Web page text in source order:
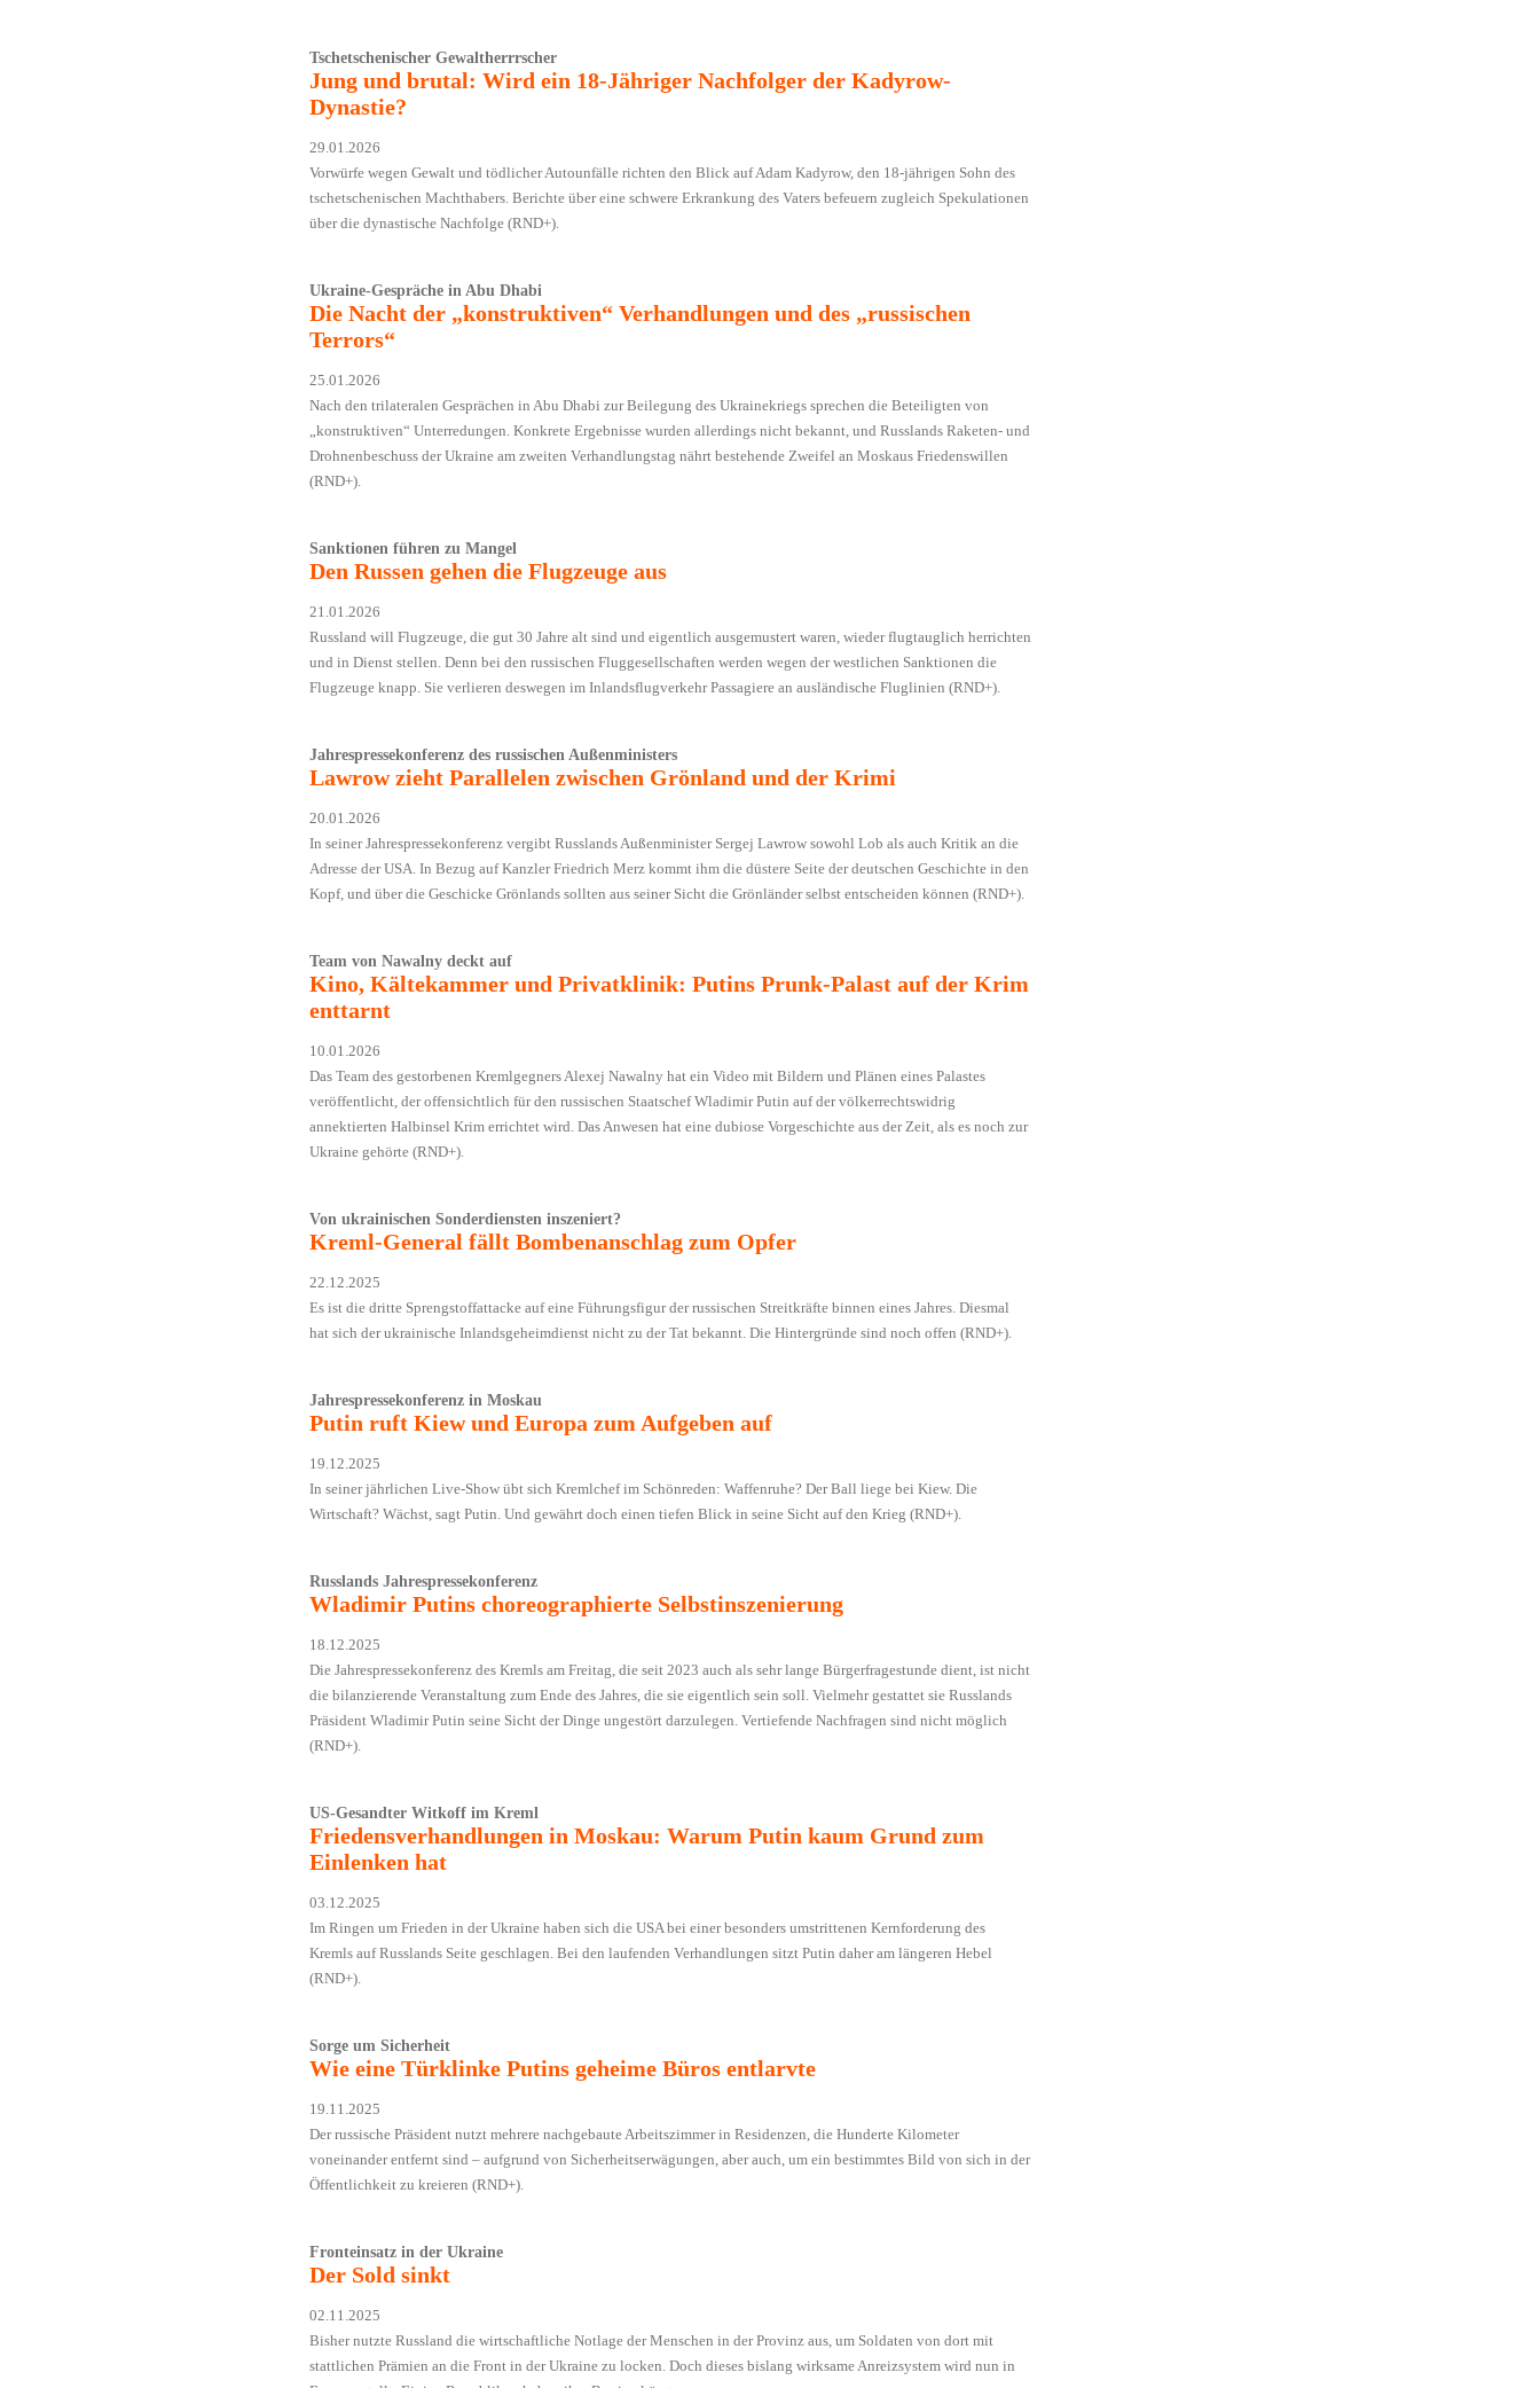
Tschetschenischer Gewaltherrrscher
Jung und brutal: Wird ein 18-Jähriger Nachfolger der Kadyrow-
Dynastie?
29.01.2026
Vorwürfe wegen Gewalt und tödlicher Autounfälle richten den Blick auf Adam Kadyrow, den 18-jährigen Sohn des
tschetschenischen Machthabers. Berichte über eine schwere Erkrankung des Vaters befeuern zugleich Spekulationen
über die dynastische Nachfolge (RND+).
Ukraine-Gespräche in Abu Dhabi
Die Nacht der „konstruktiven“ Verhandlungen und des „russischen
Terrors“
25.01.2026
Nach den trilateralen Gesprächen in Abu Dhabi zur Beilegung des Ukrainekriegs sprechen die Beteiligten von
„konstruktiven“ Unterredungen. Konkrete Ergebnisse wurden allerdings nicht bekannt, und Russlands Raketen- und
Drohnenbeschuss der Ukraine am zweiten Verhandlungstag nährt bestehende Zweifel an Moskaus Friedenswillen
(RND+).
Sanktionen führen zu Mangel
Den Russen gehen die Flugzeuge aus
21.01.2026
Russland will Flugzeuge, die gut 30 Jahre alt sind und eigentlich ausgemustert waren, wieder flugtauglich herrichten
und in Dienst stellen. Denn bei den russischen Fluggesellschaften werden wegen der westlichen Sanktionen die
Flugzeuge knapp. Sie verlieren deswegen im Inlandsflugverkehr Passagiere an ausländische Fluglinien (RND+).
Jahrespressekonferenz des russischen Außenministers
Lawrow zieht Parallelen zwischen Grönland und der Krimi
20.01.2026
In seiner Jahrespressekonferenz vergibt Russlands Außenminister Sergej Lawrow sowohl Lob als auch Kritik an die
Adresse der USA. In Bezug auf Kanzler Friedrich Merz kommt ihm die düstere Seite der deutschen Geschichte in den
Kopf, und über die Geschicke Grönlands sollten aus seiner Sicht die Grönländer selbst entscheiden können (RND+).
Team von Nawalny deckt auf
Kino, Kältekammer und Privatklinik: Putins Prunk-Palast auf der Krim
enttarnt
10.01.2026
Das Team des gestorbenen Kremlgegners Alexej Nawalny hat ein Video mit Bildern und Plänen eines Palastes
veröffentlicht, der offensichtlich für den russischen Staatschef Wladimir Putin auf der völkerrechtswidrig
annektierten Halbinsel Krim errichtet wird. Das Anwesen hat eine dubiose Vorgeschichte aus der Zeit, als es noch zur
Ukraine gehörte (RND+).
Von ukrainischen Sonderdiensten inszeniert?
Kreml-General fällt Bombenanschlag zum Opfer
22.12.2025
Es ist die dritte Sprengstoffattacke auf eine Führungsfigur der russischen Streitkräfte binnen eines Jahres. Diesmal
hat sich der ukrainische Inlandsgeheimdienst nicht zu der Tat bekannt. Die Hintergründe sind noch offen (RND+).
Jahrespressekonferenz in Moskau
Putin ruft Kiew und Europa zum Aufgeben auf
19.12.2025
In seiner jährlichen Live-Show übt sich Kremlchef im Schönreden: Waffenruhe? Der Ball liege bei Kiew. Die
Wirtschaft? Wächst, sagt Putin. Und gewährt doch einen tiefen Blick in seine Sicht auf den Krieg (RND+).
Russlands Jahrespressekonferenz
Wladimir Putins choreographierte Selbstinszenierung
18.12.2025
Die Jahrespressekonferenz des Kremls am Freitag, die seit 2023 auch als sehr lange Bürgerfragestunde dient, ist nicht
die bilanzierende Veranstaltung zum Ende des Jahres, die sie eigentlich sein soll. Vielmehr gestattet sie Russlands
Präsident Wladimir Putin seine Sicht der Dinge ungestört darzulegen. Vertiefende Nachfragen sind nicht möglich
(RND+).
US-Gesandter Witkoff im Kreml
Friedensverhandlungen in Moskau: Warum Putin kaum Grund zum
Einlenken hat
03.12.2025
Im Ringen um Frieden in der Ukraine haben sich die USA bei einer besonders umstrittenen Kernforderung des
Kremls auf Russlands Seite geschlagen. Bei den laufenden Verhandlungen sitzt Putin daher am längeren Hebel
(RND+).
Sorge um Sicherheit
Wie eine Türklinke Putins geheime Büros entlarvte
19.11.2025
Der russische Präsident nutzt mehrere nachgebaute Arbeitszimmer in Residenzen, die Hunderte Kilometer
voneinander entfernt sind – aufgrund von Sicherheitserwägungen, aber auch, um ein bestimmtes Bild von sich in der
Öffentlichkeit zu kreieren (RND+).
Fronteinsatz in der Ukraine
Der Sold sinkt
02.11.2025
Bisher nutzte Russland die wirtschaftliche Notlage der Menschen in der Provinz aus, um Soldaten von dort mit
stattlichen Prämien an die Front in der Ukraine zu locken. Doch dieses bislang wirksame Anreizsystem wird nun in